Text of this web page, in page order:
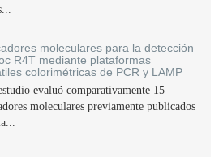
moleculares para la detección
R4T mediante plataformas
colorimétricas de PCR y LAMP
evaluó comparativamente 15
moleculares previamente publicados